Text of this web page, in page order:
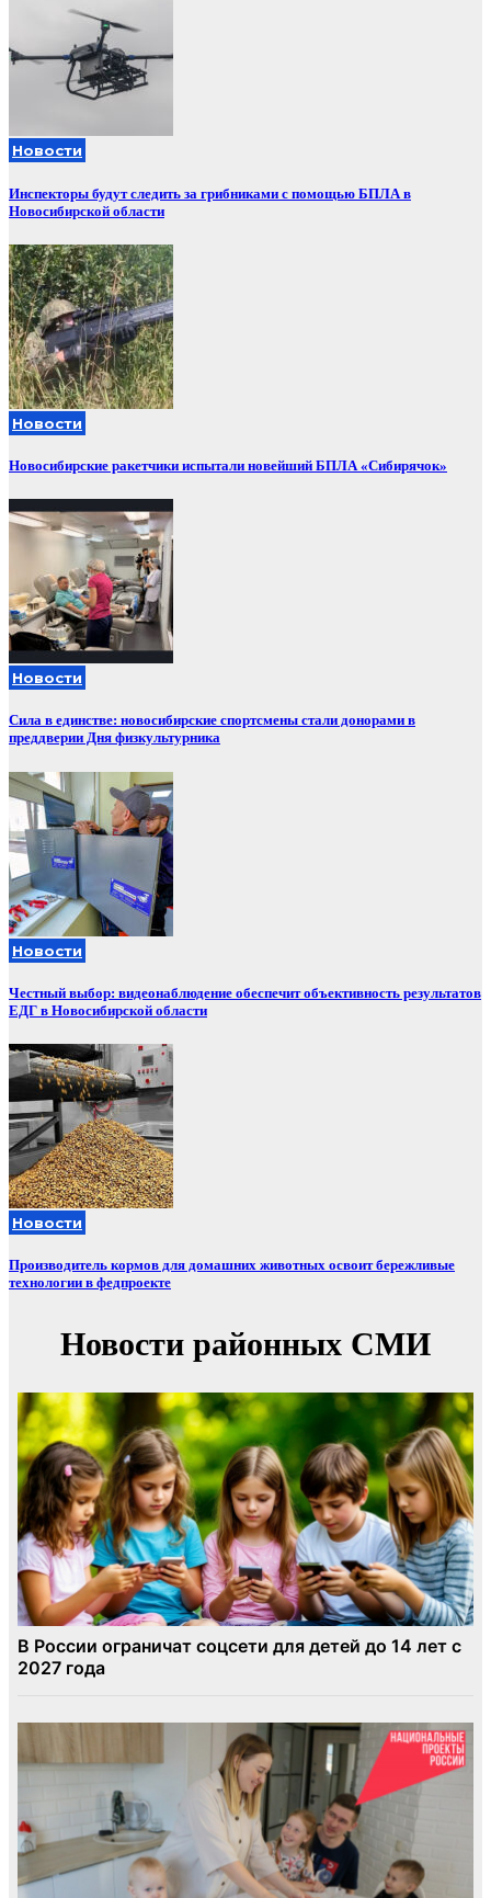
Новости
Инспекторы будут следить за грибниками с помощью БПЛА в
Новосибирской области
Новости
Новосибирские ракетчики испытали новейший БПЛА «Сибирячок»
Новости
Сила в единстве: новосибирские спортсмены стали донорами в
преддверии Дня физкультурника
Новости
Честный выбор: видеонаблюдение обеспечит объективность результатов
ЕДГ в Новосибирской области
Новости
Производитель кормов для домашних животных освоит бережливые
технологии в федпроекте